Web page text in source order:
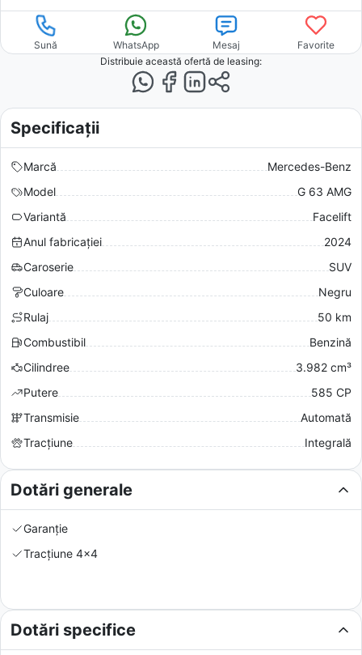
Sună WhatsApp Mesaj
Favorite
Distribuie această ofertă de leasing:
Specificații
Marcă
Mercedes-Benz
Model
G 63 AMG
Variantă
Facelift
Anul fabricației
2024
Caroserie
SUV
Culoare
Negru
Rulaj
50 km
Combustibil
Benzină
Cilindree
3.982 cm³
Putere
585 CP
Transmisie
Automată
Tracțiune
Integrală
Dotări generale
Garanție
Tracțiune 4x4
Dotări specifice